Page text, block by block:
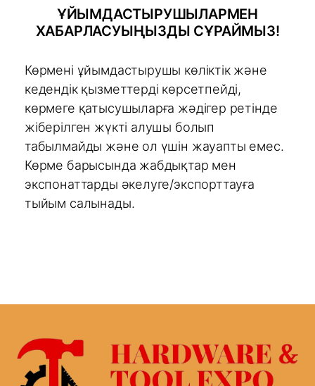
ҰЙЫМДАСТЫРУШЫЛАРМЕН
ХАБАРЛАСУЫҢЫЗДЫ СҰРАЙМЫЗ!
Көрмені ұйымдастырушы көліктік және
кедендік қызметтерді көрсетпейді,
көрмеге қатысушыларға жәдігер ретінде
жіберілген жүкті алушы болып
табылмайды және ол үшін жауапты емес.
Көрме барысында жабдықтар мен
экспонаттарды әкелуге/экспорттауға
тыйым салынады.